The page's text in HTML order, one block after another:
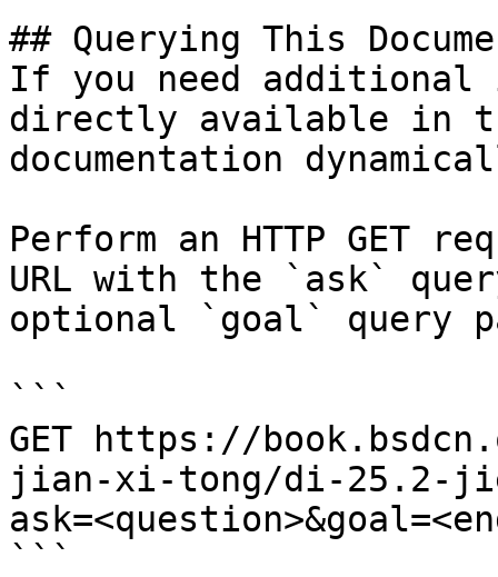
## Querying This
If you need
directly available in
documentation
Perform an HTTP GET
URL with the `ask`
optional `goal` query
```
GET https://
jian-xi-tong/di-25.2-
```